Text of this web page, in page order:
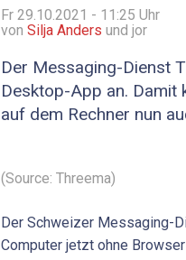
Fr 29.10.2021 - 11:25 Uhr
von Silja Anders und jor
Der Messaging-Dienst
Desktop-App an. Damit
auf dem Rechner nun
(Source: Threema)
Der Schweizer Messaging-
Computer jetzt ohne